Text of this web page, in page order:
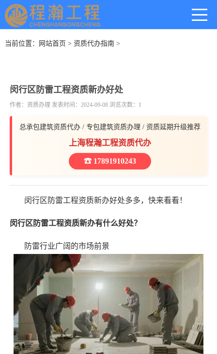
当前位置： 网站首页 > 资质代办指南 >
闵行区防雷工程资质新办好处
作者：资质办理 发表时间：2024-09-08 浏览次数：1
总承包建筑资质代办 / 专包建筑资质办理 / 资质延期升级推荐
上海程瀚工程资质代办
☎ 17891910243
闵行区防雷工程资质新办好处多多，快来看看！
闵行区防雷工程资质新办有什么好处？
防雷行业广阔的市场前景